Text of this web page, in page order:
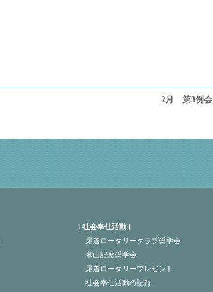
2月 第3例会
社会奉仕活動
尾道ロータリークラブ奨学会
米山記念奨学会
尾道ロータリープレゼント
社会奉仕活動の記録